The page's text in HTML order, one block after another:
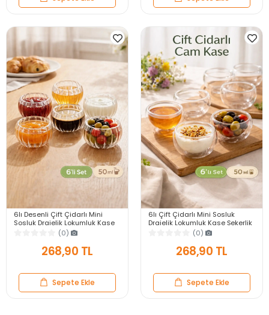
6lı Desenli Çift Çidarlı Mini
Sosluk Drajelik Lokumluk Kase
Şekerlik Çerezlik Reçellik Cam
(0)
268,90 TL
Sepete Ekle
6lı Çift Çidarlı Mini Sosluk
Drajelik Lokumluk Kase Şekerlik
Çerezlik Sosluk Reçellik Cam
(0)
268,90 TL
Sepete Ekle